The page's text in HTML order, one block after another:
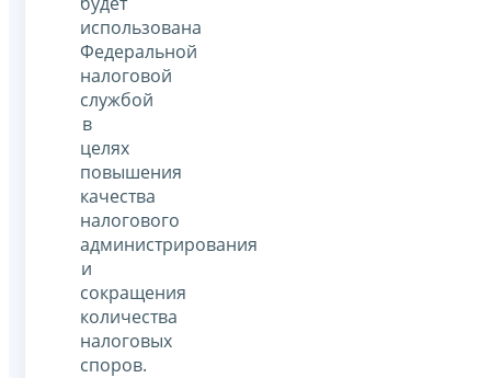
использована
Федеральной
налоговой
службой
в
целях
повышения
качества
налогового
администрирования
и
сокращения
количества
налоговых
споров.